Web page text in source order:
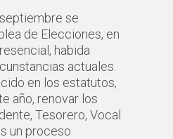
se
de Elecciones, en
habida
actuales.
en los estatutos,
año, renovar los
Tesorero, Vocal
un proceso